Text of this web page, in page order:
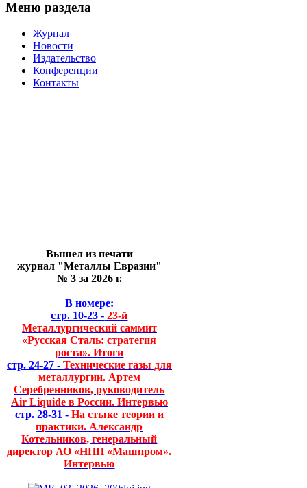
Меню раздела
Журнал
Новости
Издательство
Конференции
Контакты
Вышел из печати
журнал "Металлы Евразии"
№ 3 за 2026 г.
В номере:
стр. 10-23 - 23-й
Металлургический саммит
«Русская Сталь: стратегия
роста». Итоги
стр. 24-27 - Технические газы для
металлургии. Артем
Серебренников, руководитель
Air Liquide в России. Интервью
стр. 28-31 - На стыке теории и
практики. Александр
Котельников, генеральный
директор АО «НПП «Машпром».
Интервью